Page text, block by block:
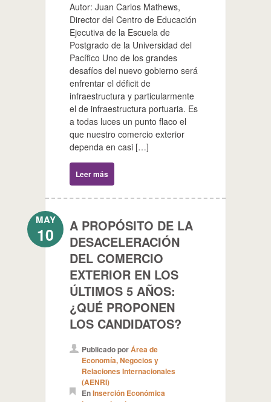
Autor: Juan Carlos Mathews,
Director del Centro de Educación
Ejecutiva de la Escuela de
Postgrado de la Universidad del
Pacífico Uno de los grandes
desafíos del nuevo gobierno será
enfrentar el déficit de
infraestructura y particularmente
el de infraestructura portuaria. Es
a todas luces un punto flaco el
que nuestro comercio exterior
dependa en casi […]
Leer más
MAY
10
A PROPÓSITO DE LA
DESACELERACIÓN
DEL COMERCIO
EXTERIOR EN LOS
ÚLTIMOS 5 AÑOS:
¿QUÉ PROPONEN
LOS CANDIDATOS?
Publicado porÁrea de
Economía, Negocios y
Relaciones Internacionales
(AENRI)
EnInserción Económica